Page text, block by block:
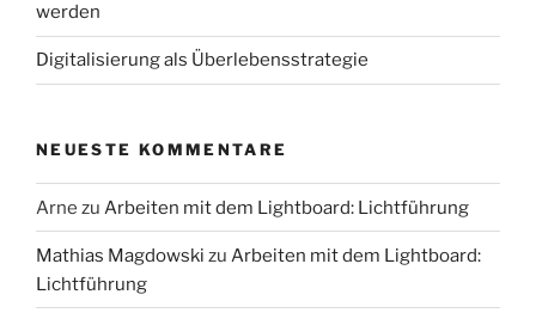
werden
Digitalisierung als Überlebensstrategie
NEUESTE KOMMENTARE
Arne zu Arbeiten mit dem Lightboard: Lichtführung
Mathias Magdowski zu Arbeiten mit dem Lightboard:
Lichtführung